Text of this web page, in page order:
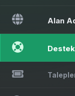
Alan
Destek